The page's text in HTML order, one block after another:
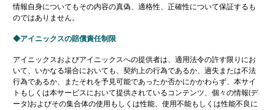
情報自身についてもその内容の真偽、適格性、正確性について保証するも
のではありません。
アイニックスの賠償責任制限
アイニックスおよびアイニックスへの提供者は、適用法令の許す限りにお
いて、いかなる場合においても、契約上の行為であるか、過失または不法
行為であるか、またそれを予見可能であったか否かにかかわらず、本サイ
トもしくは本サービスにおいて提供されているコンテンツ、個々の情報(デ
ータ)およびその集合体の使用もしくは性能、使用不能もしくは性能不良に